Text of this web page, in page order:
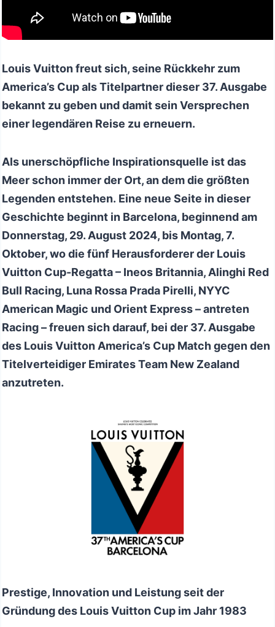
Louis Vuitton freut sich, seine Rückkehr zum
America’s Cup als Titelpartner dieser 37. Ausgabe
bekannt zu geben und damit sein Versprechen
einer legendären Reise zu erneuern.
Als unerschöpfliche Inspirationsquelle ist das
Meer schon immer der Ort, an dem die größten
Legenden entstehen. Eine neue Seite in dieser
Geschichte beginnt in Barcelona, ​​beginnend am
Donnerstag, 29. August 2024, bis Montag, 7.
Oktober, wo die fünf Herausforderer der Louis
Vuitton Cup-Regatta – Ineos Britannia, Alinghi Red
Bull Racing, Luna Rossa Prada Pirelli, NYYC
American Magic und Orient Express – antreten
Racing – freuen sich darauf, bei der 37. Ausgabe
des Louis Vuitton America’s Cup Match gegen den
Titelverteidiger Emirates Team New Zealand
anzutreten.
Prestige, Innovation und Leistung seit der
Gründung des Louis Vuitton Cup im Jahr 1983